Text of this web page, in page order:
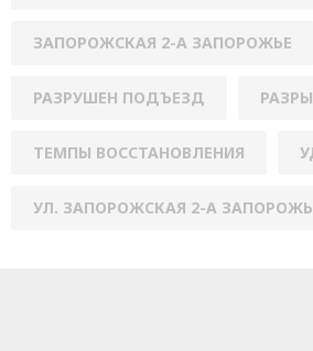
ЗАПОРОЖСКАЯ 2-А ЗАПОРОЖЬЕ
РАЗРУШЕН ПОДЪЕЗД
ТЕМПЫ ВОССТАНОВЛЕНИЯ
УЛ. ЗАПОРОЖСКАЯ 2-А